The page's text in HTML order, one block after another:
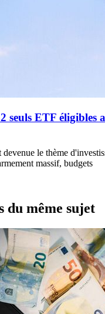
seuls ETF éligibles
le thème
massif, budgets
du même sujet